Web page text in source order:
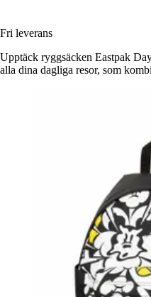
Fri leverans
Upptäck ryggsäcken Eastpak
alla dina dagliga resor, som